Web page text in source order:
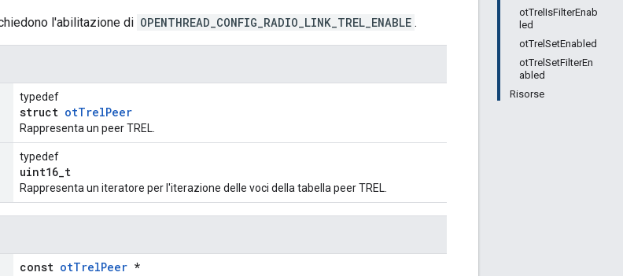
otTrelIsFilterEnab
led
otTrelSetEnabled
otTrelSetFilterEn
abled
Risorse
l'abilitazione di OPENTHREAD_CONFIG_RADIO_LINK_TREL_ENABLE .
typedef
struct otTrelPeer
Rappresenta un peer TREL.
typedef
uint16_t
Rappresenta un iteratore per l'iterazione delle voci della tabella peer TREL.
const otTrelPeer *